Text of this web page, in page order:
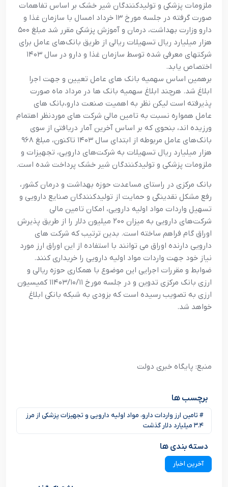
ملزومات پزشکی و توليدکنند‌گان شير خشک بر اساس تفاهمات
صورت گرفته در جلسه مورخ ۱۳ خرداد امسال با سازمان غذا و
دارو وزارت بهداشت، درمان و آموزش پزشکی مقرر شد مبلغ ۵۰۰
هزار ميليارد ريال تسهيلات ريالی از طريق بانک‌های عامل برای
شرکت‏های معرفی شده توسط سازمان غذا و دارو در سال ۱۴۰۳
اختصاص يابد.
برهمين اساس سهميه بانک‏ های عامل تعيين و جهت اجرا
ابلاغ شد. هرچند ابلاغ سهمیه بانک‏ ها در مرداد ماه صورت
پذیرفته است لیکن نظر به اهمیت صنعت دارو،‌بانک ‏های
عامل همواره نسبت به تامین مالی شرکت‏ های موردنظر اهتمام
ورزیده ‏اند، بنحوی که بر اساس آخرين آمار دریافتی از سوي
بانک‌های عامل مربوطه از ابتدای سال ۱۴۰۳ تاکنون، مبلغ ۹۶۸
هزار ميليارد ريال تسهيلات به شرکت‌های دارويی، تجهيزات و
ملزومات پزشکي و توليدکنند‌گان شير خشک پرداخت شده است.‏
بانک مرکزی در راستای مساعدت حوزه بهداشت و درمان کشور،
رفع مشکل نقدینگی و حمایت از تولیدکنندگان صنایع دارویی و
تسهیل واردات مواد اولیه دارویی، امکان تامین مالی
شرکت‌های دارویی به میزان ۲۰۰ میلیون دلار را از طریق پذیرش
اوراق گام فراهم ساخته است. بدین ترتیب که شرکت­ های
دارویی دارنده اوراق می ­توانند با استفاده از این اوراق ارز مورد
نیاز خود جهت واردات مواد اولیه دارویی را خریداری کنند.
ضوابط و مقررات اجرایی این موضوع با همکاری حوزه ریالی و
ارزی بانک مرکزی تدوین و در جلسه مورخ ۱۱۴۰۳/۱۰/۱۱ کمیسیون
ارزی به تصویب رسیده است که بزودی به شبکه بانکی ابلاغ
خواهد شد.
منبع: پایگاه خبری دولت
برچسب ها
# تامین ارز واردات دارو، مواد اولیه دارویی و تجهیزات پزشکی از مرز
۳.۴ میلیارد دلار گذشت
دسته بندی ها
آخرین اخبار